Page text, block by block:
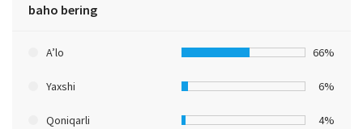
baho bering
A’lo 66%
Yaxshi 6%
Qoniqarli 4%